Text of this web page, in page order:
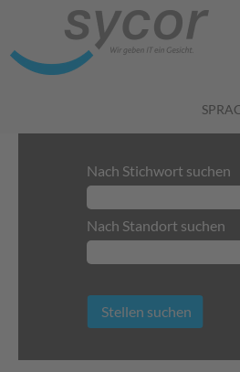
Nach Stichwort suchen
Nach Standort suchen